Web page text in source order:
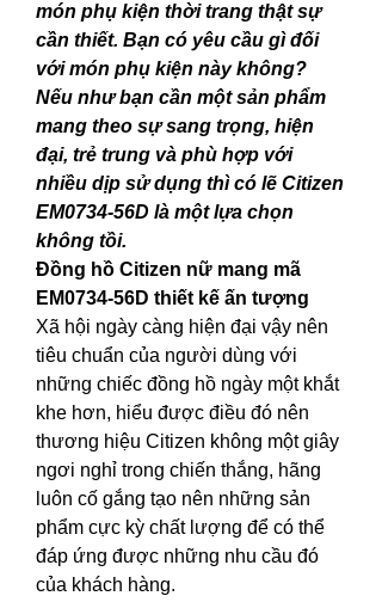
món phụ kiện thời trang thật sự
cần thiết. Bạn có yêu cầu gì đối
với món phụ kiện này không?
Nếu như bạn cần một sản phẩm
mang theo sự sang trọng, hiện
đại, trẻ trung và phù hợp với
nhiều dịp sử dụng thì có lẽ Citizen
EM0734-56D là một lựa chọn
không tồi.
Đồng hồ Citizen nữ mang mã
EM0734-56D thiết kế ấn tượng
Xã hội ngày càng hiện đại vậy nên
tiêu chuẩn của người dùng với
những chiếc đồng hồ ngày một khắt
khe hơn, hiểu được điều đó nên
thương hiệu Citizen không một giây
ngơi nghỉ trong chiến thắng, hãng
luôn cố gắng tạo nên những sản
phẩm cực kỳ chất lượng để có thể
đáp ứng được những nhu cầu đó
của khách hàng.